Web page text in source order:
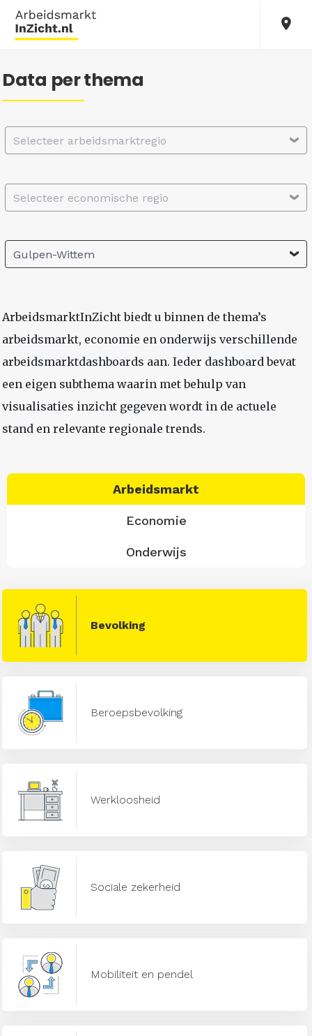
Data per thema
Selecteer arbeidsmarktregio
Selecteer economische regio
Gulpen-Wittem
ArbeidsmarktInZicht biedt u binnen de thema’s
arbeidsmarkt, economie en onderwijs verschillende
arbeidsmarktdashboards aan. Ieder dashboard bevat
een eigen subthema waarin met behulp van
visualisaties inzicht gegeven wordt in de actuele
stand en relevante regionale trends.
Arbeidsmarkt
Economie
Onderwijs
Bevolking
Beroepsbevolking
Werkloosheid
Sociale zekerheid
Mobiliteit en pendel